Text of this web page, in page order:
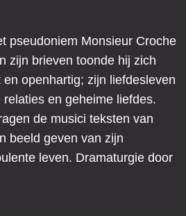
pseudoniem Monsieur Croche
zijn brieven toonde hij zich
openhartig; zijn liefdesleven
en geheime liefdes.
de musici teksten van
beeld geven van zijn
leven. Dramaturgie door